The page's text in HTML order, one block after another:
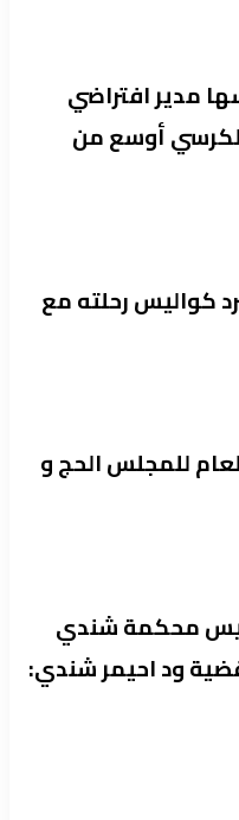
​مدير افتراضي
أوسع من
كواليس رحلته مع
للمجلس الحج و
محكمة شندي
ود احيمر شندي: